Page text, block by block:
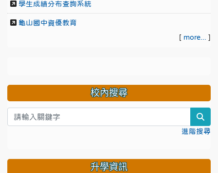
學生成績分布查詢系統
龜山國中資優教育
[ more... ]
校內搜尋
進階搜尋
升學資訊